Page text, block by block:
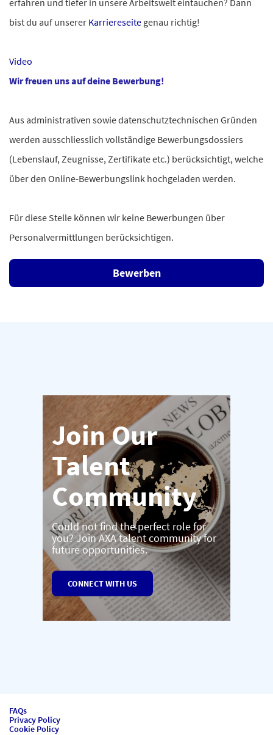
erfahren und tiefer in unsere Arbeitswelt eintauchen? Dann
bist du auf unserer Karriereseite genau richtig!
Video
Wir freuen uns auf deine Bewerbung!
Aus administrativen sowie datenschutztechnischen Gründen
werden ausschliesslich vollständige Bewerbungsdossiers
(Lebenslauf, Zeugnisse, Zertifikate etc.) berücksichtigt, welche
über den Online-Bewerbungslink hochgeladen werden.
Für diese Stelle können wir keine Bewerbungen über
Personalvermittlungen berücksichtigen.
Bewerben
Join Our
Talent
Community
Could not find the perfect role for
you? Join AXA talent community for
future opportunities.
CONNECT WITH US
FAQs
Privacy Policy
Cookie Policy